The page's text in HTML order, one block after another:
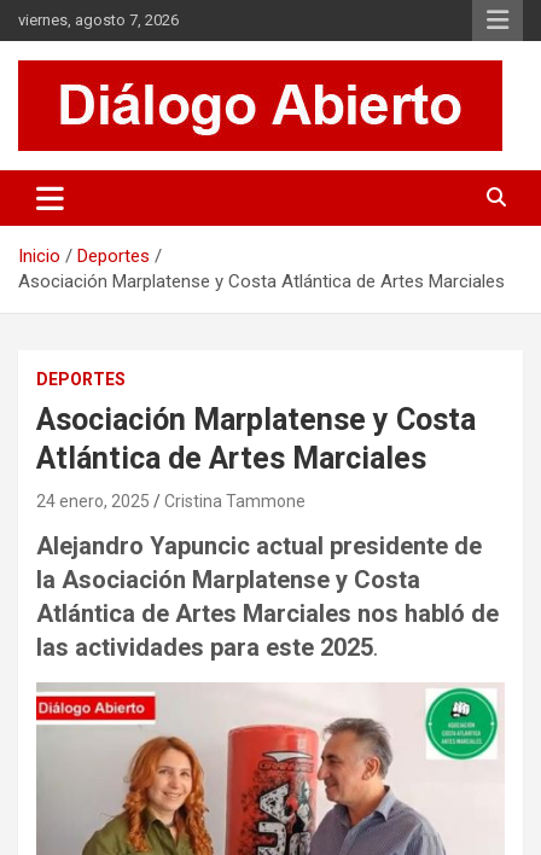
Saltar
al
contenido
viernes, agosto 7, 2026
Diálogo Abierto
Se tratan diversos temas de actualidad buscando hacer un
aporte a la sociedad, brindando información relevante de lo que
Inicio
Deportes
Asociación Marplatense y Costa Atlántica de Artes Marciales
DEPORTES
Asociación Marplatense y Costa
Atlántica de Artes Marciales
24 enero, 2025 Cristina Tammone
Alejandro Yapuncic actual presidente de
la Asociación Marplatense y Costa
Atlántica de Artes Marciales nos habló de
las actividades para este 2025.